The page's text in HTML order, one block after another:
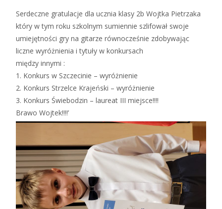
Serdeczne gratulacje dla ucznia klasy 2b Wojtka Pietrzaka
który w tym roku szkolnym sumiennie szlifował swoje
umiejętności gry na gitarze równocześnie zdobywając
liczne wyróżnienia i tytuły w konkursach
między innymi :
1. Konkurs w Szczecinie – wyróżnienie
2. Konkurs Strzelce Krajeński – wyróżnienie
3. Konkurs Świebodzin – laureat III miejsce!!!!
Brawo Wojtek!!!!’